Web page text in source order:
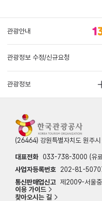
관광안내
관광정보 수정/신규요청
관광정보
(26464) 강원특별자치도 원주
대표전화 033-738-3000 (유
사업자등록번호
202-81-
통신판매업신고 제2009-서울
이용 가이드
찾아오시는 길